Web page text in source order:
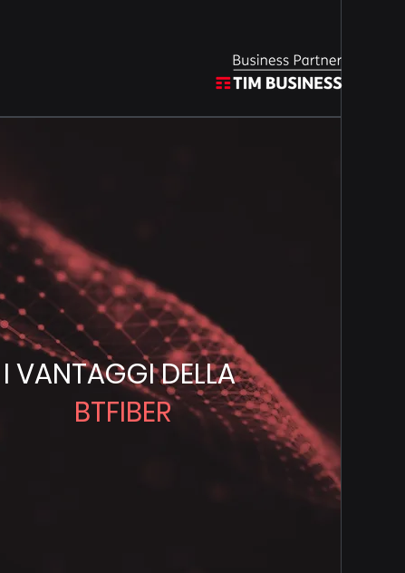
I VANTAGGI DELLA
BTFIBER